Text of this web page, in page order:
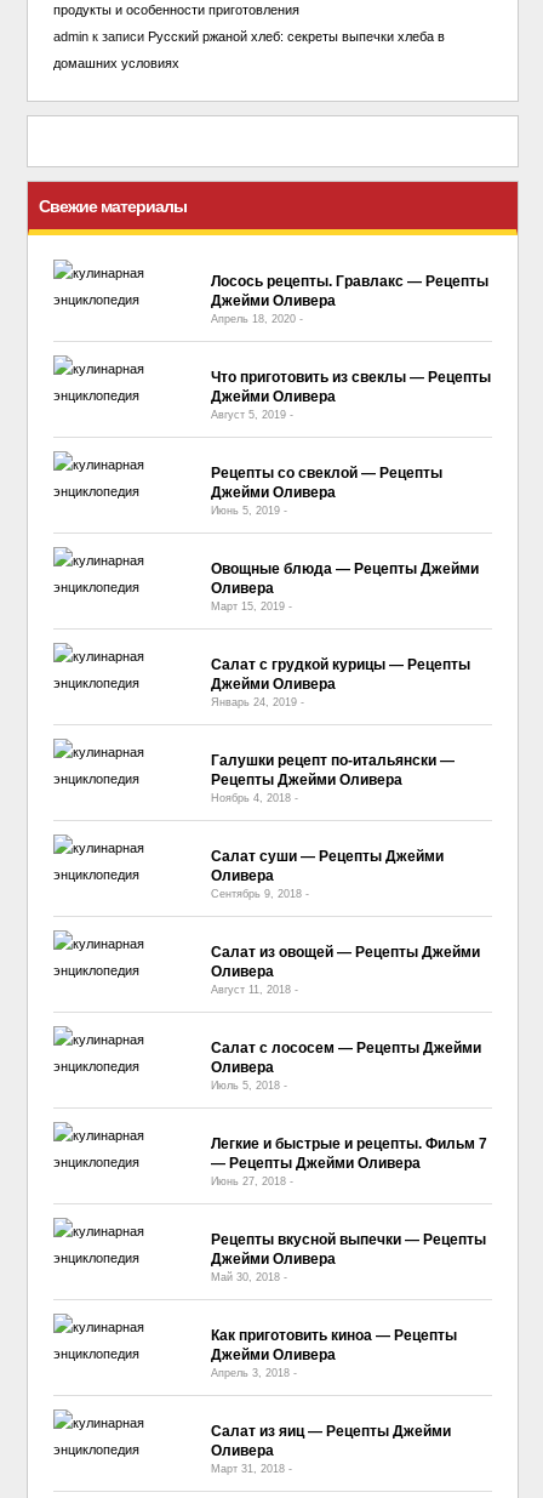
продукты и особенности приготовления
adminк записи Русский ржаной хлеб: секреты выпечки хлеба в
домашних условиях
Свежие материалы
Лосось рецепты. Гравлакс — Рецепты
Джейми Оливера
Апрель 18, 2020 -
Что приготовить из свеклы — Рецепты
Джейми Оливера
Август 5, 2019 -
Рецепты со свеклой — Рецепты
Джейми Оливера
Июнь 5, 2019 -
Овощные блюда — Рецепты Джейми
Оливера
Март 15, 2019 -
Салат с грудкой курицы — Рецепты
Джейми Оливера
Январь 24, 2019 -
Галушки рецепт по-итальянски —
Рецепты Джейми Оливера
Ноябрь 4, 2018 -
Салат суши — Рецепты Джейми
Оливера
Сентябрь 9, 2018 -
Салат из овощей — Рецепты Джейми
Оливера
Август 11, 2018 -
Салат с лососем — Рецепты Джейми
Оливера
Июль 5, 2018 -
Легкие и быстрые и рецепты. Фильм 7
— Рецепты Джейми Оливера
Июнь 27, 2018 -
Рецепты вкусной выпечки — Рецепты
Джейми Оливера
Май 30, 2018 -
Как приготовить киноа — Рецепты
Джейми Оливера
Апрель 3, 2018 -
Салат из яиц — Рецепты Джейми
Оливера
Март 31, 2018 -